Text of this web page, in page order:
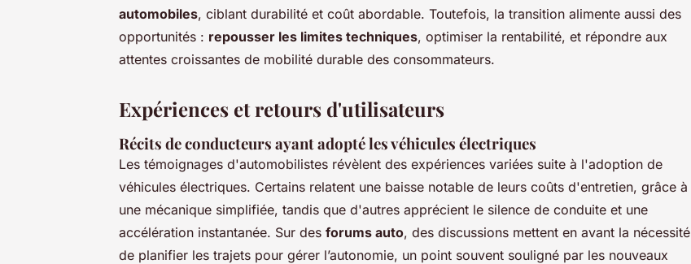
automobiles, ciblant durabilité et coût abordable. Toutefois, la transition alimente aussi des
opportunités : repousser les limites techniques, optimiser la rentabilité, et répondre aux
attentes croissantes de mobilité durable des consommateurs.
Expériences et retours d'utilisateurs
Récits de conducteurs ayant adopté les véhicules électriques
Les témoignages d'automobilistes révèlent des expériences variées suite à l'adoption de
véhicules électriques. Certains relatent une baisse notable de leurs coûts d'entretien, grâce à
une mécanique simplifiée, tandis que d'autres apprécient le silence de conduite et une
accélération instantanée. Sur des forums auto, des discussions mettent en avant la nécessité
de planifier les trajets pour gérer l’autonomie, un point souvent souligné par les nouveaux